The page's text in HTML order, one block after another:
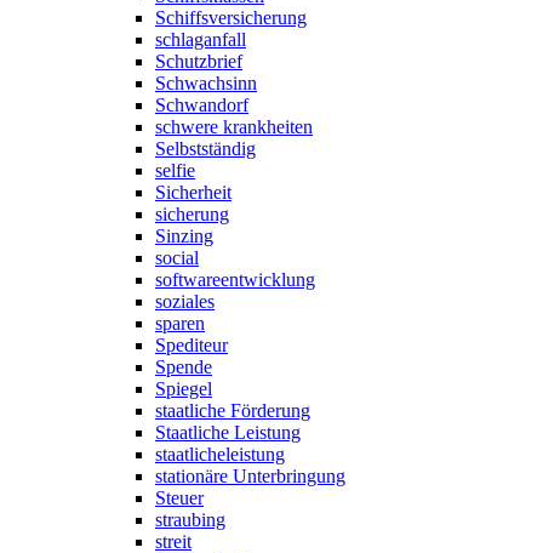
Schiffsversicherung
schlaganfall
Schutzbrief
Schwachsinn
Schwandorf
schwere krankheiten
Selbstständig
selfie
Sicherheit
sicherung
Sinzing
social
softwareentwicklung
soziales
sparen
Spediteur
Spende
Spiegel
staatliche Förderung
Staatliche Leistung
staatlicheleistung
stationäre Unterbringung
Steuer
straubing
streit